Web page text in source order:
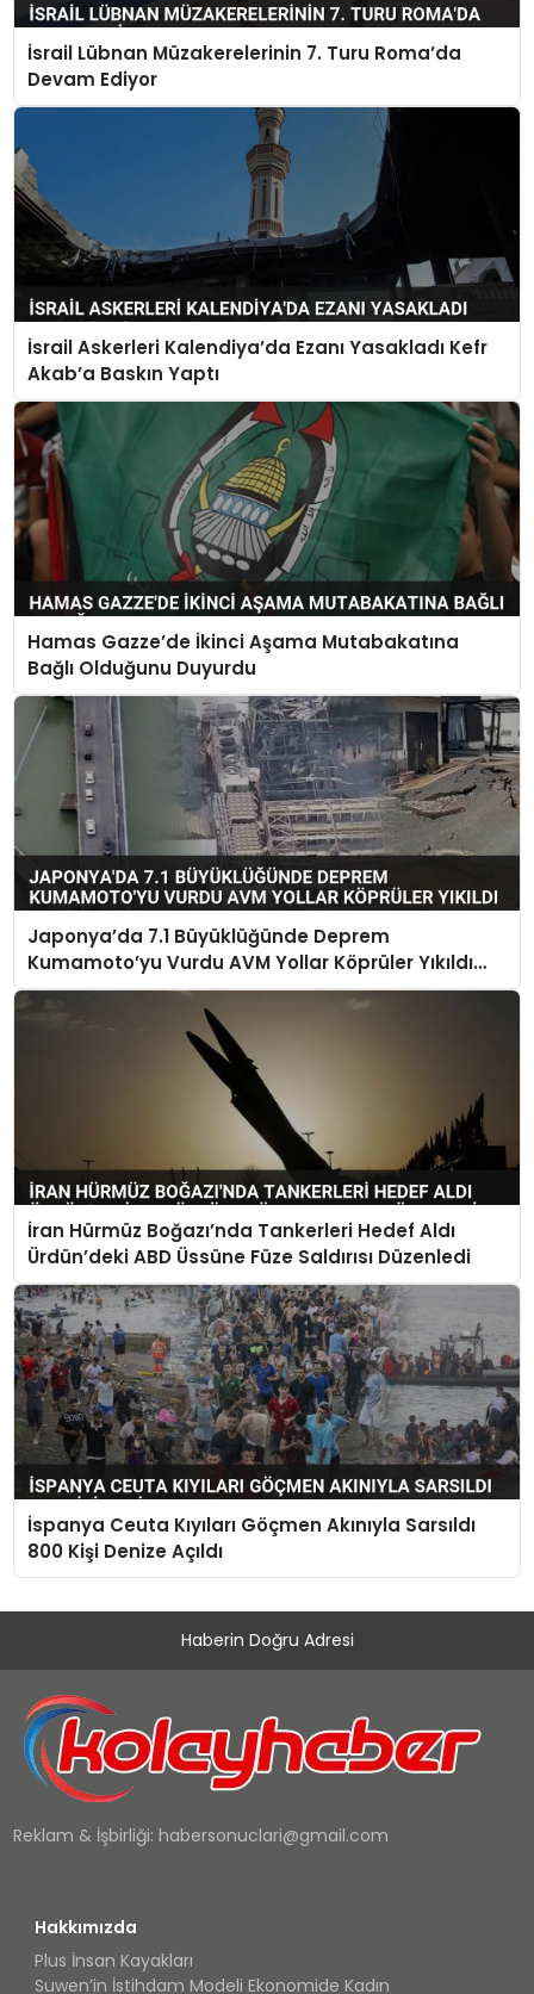
İsrail Lübnan Müzakerelerinin 7. Turu Roma’da
Devam Ediyor
İsrail Askerleri Kalendiya’da Ezanı Yasakladı Kefr
Akab’a Baskın Yaptı
Hamas Gazze’de İkinci Aşama Mutabakatına
Bağlı Olduğunu Duyurdu
Japonya’da 7.1 Büyüklüğünde Deprem
Kumamoto’yu Vurdu AVM Yollar Köprüler Yıkıldı
Çok Sayıda Can Kaybı Var
İran Hürmüz Boğazı’nda Tankerleri Hedef Aldı
Ürdün’deki ABD Üssüne Füze Saldırısı Düzenledi
İspanya Ceuta Kıyıları Göçmen Akınıyla Sarsıldı
800 Kişi Denize Açıldı
Haberin Doğru Adresi
Reklam & İşbirliği: habersonuclari@gmail.com
Hakkımızda
Plus İnsan Kayakları
Suwen’in İstihdam Modeli Ekonomide Kadın